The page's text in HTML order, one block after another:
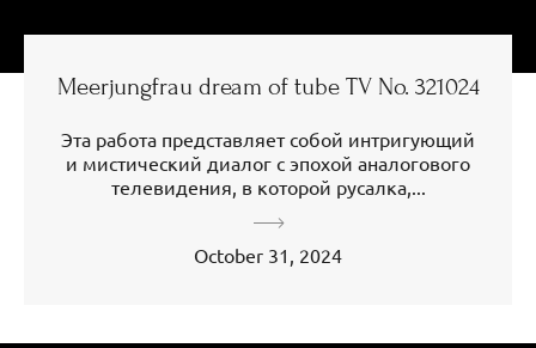
Meerjungfrau dream of tube TV No. 321024
Эта работа представляет собой интригующий
и мистический диалог с эпохой аналогового
телевидения, в которой русалка,...
October 31, 2024